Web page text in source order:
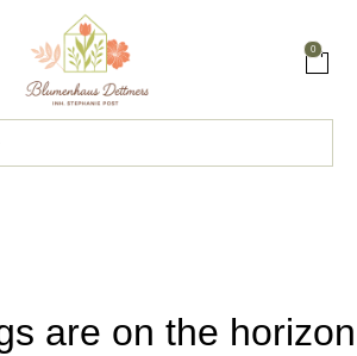
0
are on the horizon